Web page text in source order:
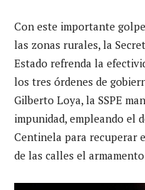
Con este importante
las zonas rurales, la
Estado refrenda la
los tres órdenes de
Gilberto Loya, la SSPE
impunidad, empleando el
Centinela para recuperar
de las calles el